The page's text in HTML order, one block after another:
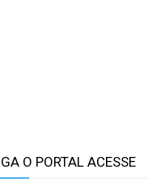
O PORTAL ACESSE